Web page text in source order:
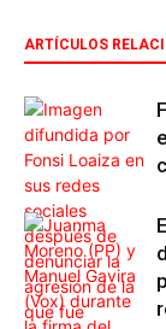
ARTÍCULOS